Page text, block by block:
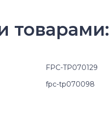
товарами:
FPC-TP070129
fpc-tp070098